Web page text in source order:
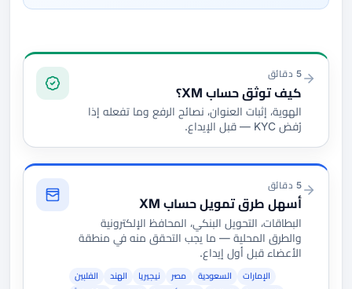
التوثيق والتمويل
5 دقائق
كيف توثق حساب XM؟
الهوية، إثبات العنوان، نصائح الرفع وما تفعله إذا
رُفض KYC — قبل الإيداع.
5 دقائق
أسهل طرق تمويل حساب XM
البطاقات، التحويل البنكي، المحافظ الإلكترونية
والطرق المحلية — ما يجب التحقق منه في منطقة
الأعضاء قبل أول إيداع.
الإمارات السعودية مصر نيجيريا الهند
الفلبين